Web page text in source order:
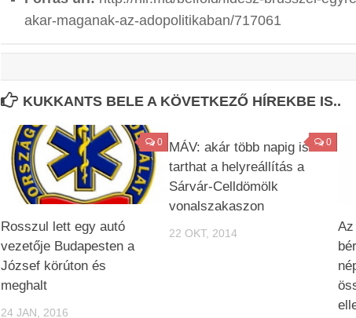
akar-maganak-az-adopolitikaban/717061
KUKKANTS BELE A KÖVETKEZŐ HÍREKBE IS..
0
Rosszul lett egy autó
vezetője Budapesten a
József körúton és
meghalt
24 JAN, 2016
0
MÁV: akár több napig is
tarthat a helyreállítás a
Sárvár-Celldömölk
vonalszakaszon
22 OKT, 2014
Az